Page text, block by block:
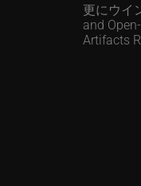
更にウイ
and
Artifacts